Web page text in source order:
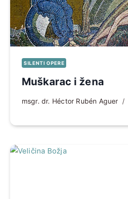
SILENTI OPERE
Muškarac i žena
msgr. dr. Héctor Rubén Aguer